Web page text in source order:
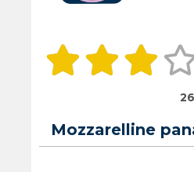
Mozzarelline